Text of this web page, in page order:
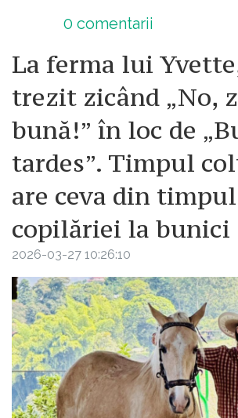
0 comentarii
La ferma lui
trezit zicând „No,
bună!” în loc de
tardes”. Timpul
are ceva din timpul
copilăriei la bunici
2026-03-27 10:26:10